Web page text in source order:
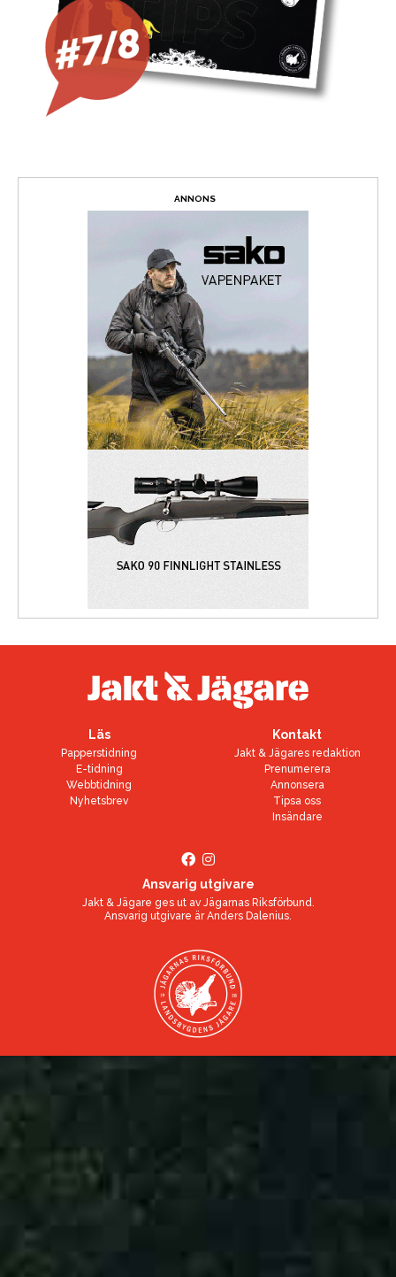
ANNONS
Läs
Papperstidning
E-tidning
Webbtidning
Nyhetsbrev
Kontakt
Jakt & Jägares redaktion
Prenumerera
Annonsera
Tipsa oss
Insändare
Ansvarig utgivare
Jakt & Jägare ges ut av Jägarnas Riksförbund.
Ansvarig utgivare ärAnders Dalenius.